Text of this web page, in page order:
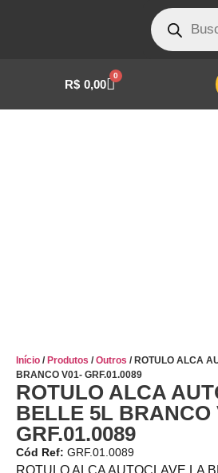
R$ 0,00
0
Início / Produtos /Outros / ROTULO ALCA
BRANCO V01- GRF.01.0089
ROTULO ALCA
BELLE 5L BRANCO
GRF.01.0089
Cód Ref: GRF.01.0089
ROTULO ALCA AUTOCLAVE LA